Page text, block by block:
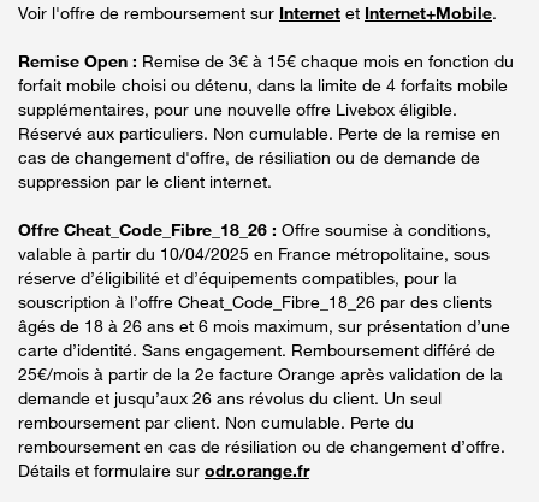
Voir l'offre de remboursement sur Internet et Internet+Mobile.
Remise Open : Remise de 3€ à 15€ chaque mois en fonction du
forfait mobile choisi ou détenu, dans la limite de 4 forfaits mobile
supplémentaires, pour une nouvelle offre Livebox éligible.
Réservé aux particuliers. Non cumulable. Perte de la remise en
cas de changement d'offre, de résiliation ou de demande de
suppression par le client internet.
Offre Cheat_Code_Fibre_18_26 : Offre soumise à conditions,
valable à partir du 10/04/2025 en France métropolitaine, sous
réserve d’éligibilité et d’équipements compatibles, pour la
souscription à l’offre Cheat_Code_Fibre_18_26 par des clients
âgés de 18 à 26 ans et 6 mois maximum, sur présentation d’une
carte d’identité. Sans engagement. Remboursement différé de
25€/mois à partir de la 2e facture Orange après validation de la
demande et jusqu’aux 26 ans révolus du client. Un seul
remboursement par client. Non cumulable. Perte du
remboursement en cas de résiliation ou de changement d’offre.
Détails et formulaire sur odr.orange.fr